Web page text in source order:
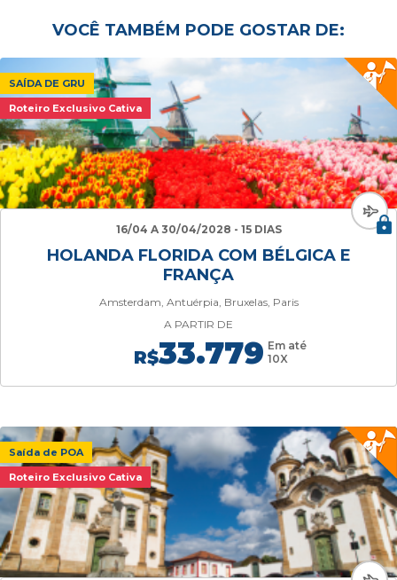
VOCÊ TAMBÉM PODE GOSTAR DE:
SAÍDA DE GRU
Roteiro Exclusivo Cativa
16/04 A 30/04/2028 - 15 DIAS
HOLANDA FLORIDA COM BÉLGICA E
FRANÇA
Amsterdam, Antuérpia, Bruxelas, Paris
A PARTIR DE
R$33.779 Em até
10X
Saída de POA
Roteiro Exclusivo Cativa